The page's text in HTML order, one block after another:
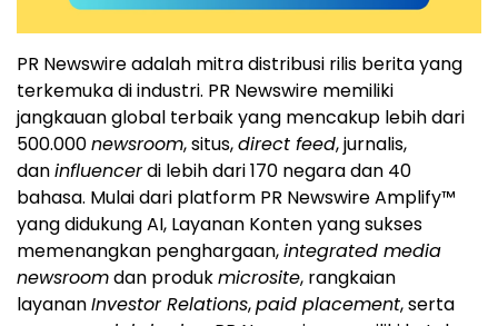
PR Newswire adalah mitra distribusi rilis berita yang
terkemuka di industri. PR Newswire memiliki
jangkauan global terbaik yang mencakup lebih dari
500.000newsroom, situs,direct feed, jurnalis,
daninfluencerdi lebih dari 170 negara dan 40
bahasa. Mulai dari platform PR Newswire Amplify™
yang didukung AI, Layanan Konten yang sukses
memenangkan penghargaan,integrated media
newsroomdan produkmicrosite, rangkaian
layananInvestor Relations,paid placement, serta